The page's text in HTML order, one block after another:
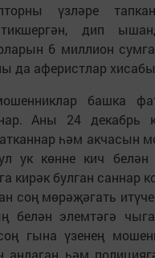
үзләре
тикшергән, дип
6 миллион
да аферистлар
башка
Аны 24 декабрь
һәм акчасын
ук көнне кич
кирәк булган саннар
соң мөрәҗәгать
белән элемтәгә
гына үзенең
аңлаган һәм